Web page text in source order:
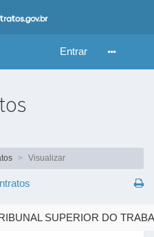
Entrar
Visualizar
SUPERIOR DO